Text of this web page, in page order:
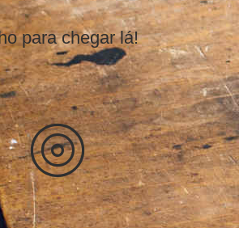
para chegar lá!